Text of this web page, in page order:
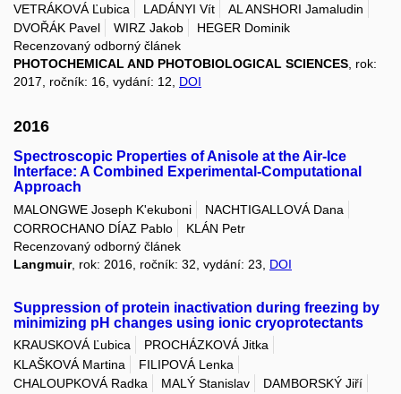
VETRÁKOVÁ Ľubica LADÁNYI Vít
AL ANSHORI Jamaludin
DVOŘÁK Pavel
WIRZ Jakob
HEGER Dominik
Recenzovaný odborný článek
PHOTOCHEMICAL AND PHOTOBIOLOGICAL SCIENCES , rok:
2017, ročník: 16, vydání: 12, DOI
2016
Spectroscopic Properties of Anisole at the Air-Ice
Interface: A Combined Experimental-Computational
Approach
MALONGWE Joseph K'ekuboni
NACHTIGALLOVÁ Dana
CORROCHANO DÍAZ Pablo
KLÁN Petr
Recenzovaný odborný článek
Langmuir, rok: 2016, ročník: 32, vydání: 23, DOI
Suppression of protein inactivation during freezing by
minimizing pH changes using ionic cryoprotectants
KRAUSKOVÁ Ľubica
PROCHÁZKOVÁ Jitka
KLAŠKOVÁ Martina
FILIPOVÁ Lenka
CHALOUPKOVÁ Radka
MALÝ Stanislav
DAMBORSKÝ Jiří